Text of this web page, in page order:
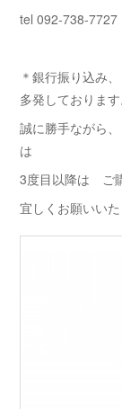
tel 092-738-
＊銀行振り込み
多発しております
誠に勝手ながら
は
3度目以降は ご
宜しくお願いいた